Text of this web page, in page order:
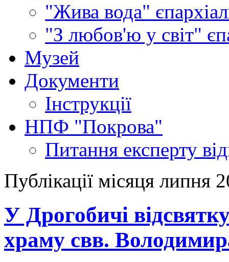
"Жива вода"
"З любов'ю у світ"
Музей
Документи
Інструкції
НПФ "Покрова"
Питання експерту
Публікації місяця липня
У Дрогобичі
храму свв.